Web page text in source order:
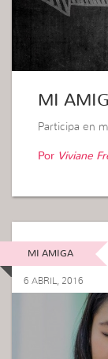
MI
Participa en
Por Viviane
MI AMIGA
6 ABRIL, 2016